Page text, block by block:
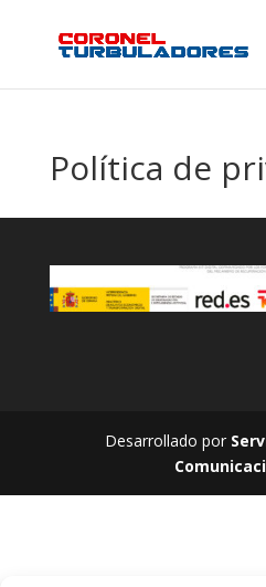
Política de
Desarrollado por